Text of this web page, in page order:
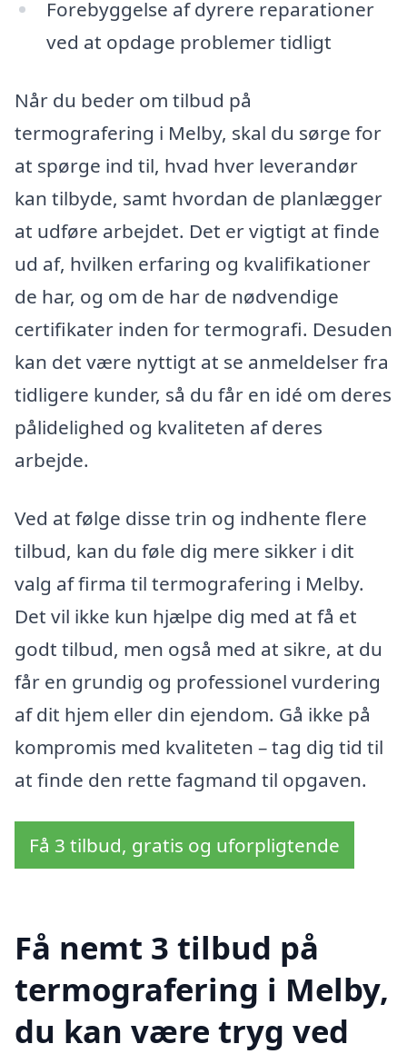
Forebyggelse af dyrere reparationer
ved at opdage problemer tidligt
Når du beder om tilbud på
termografering i Melby, skal du sørge for
at spørge ind til, hvad hver leverandør
kan tilbyde, samt hvordan de planlægger
at udføre arbejdet. Det er vigtigt at finde
ud af, hvilken erfaring og kvalifikationer
de har, og om de har de nødvendige
certifikater inden for termografi. Desuden
kan det være nyttigt at se anmeldelser fra
tidligere kunder, så du får en idé om deres
pålidelighed og kvaliteten af deres
arbejde.
Ved at følge disse trin og indhente flere
tilbud, kan du føle dig mere sikker i dit
valg af firma til termografering i Melby.
Det vil ikke kun hjælpe dig med at få et
godt tilbud, men også med at sikre, at du
får en grundig og professionel vurdering
af dit hjem eller din ejendom. Gå ikke på
kompromis med kvaliteten – tag dig tid til
at finde den rette fagmand til opgaven.
Få 3 tilbud, gratis og uforpligtende
Få nemt 3 tilbud på
termografering i Melby,
du kan være tryg ved